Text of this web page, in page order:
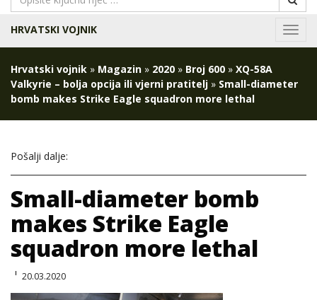
HRVATSKI VOJNIK
Hrvatski vojnik » Magazin » 2020 » Broj 600 » XQ-58A
Valkyrie – bolja opcija ili vjerni pratitelj » Small-diameter
bomb makes Strike Eagle squadron more lethal
Pošalji dalje:
Small-diameter bomb
makes Strike Eagle
squadron more lethal
20.03.2020